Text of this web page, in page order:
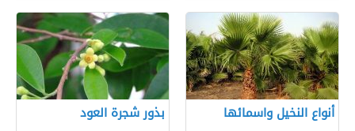
أنواع النخيل واسمائها بذور شجرة العود